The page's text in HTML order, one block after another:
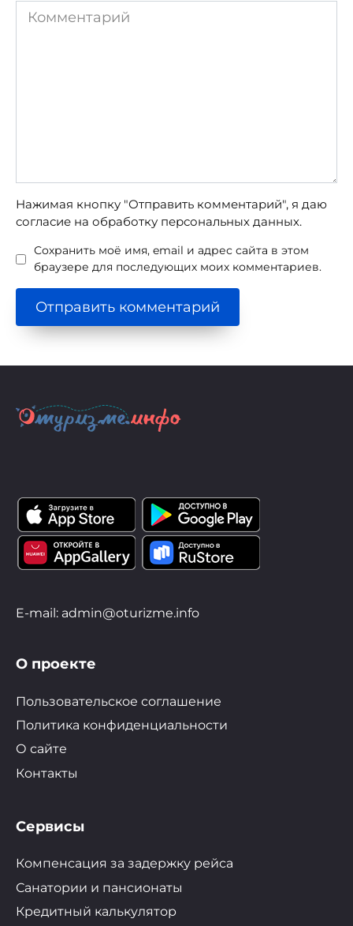
Комментарий
Нажимая кнопку "Отправить комментарий", я даю
согласие на обработку персональных данных.
Сохранить моё имя, email и адрес сайта в этом
браузере для последующих моих комментариев.
E-mail: admin@oturizme.info
О проекте
Пользовательское соглашение
Политика конфиденциальности
О сайте
Контакты
Сервисы
Компенсация за задержку рейса
Санатории и пансионаты
Кредитный калькулятор